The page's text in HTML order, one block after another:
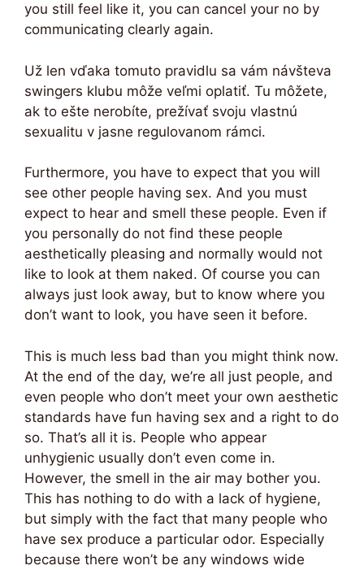
you still feel like it, you can cancel your no by
communicating clearly again.
Už len vďaka tomuto pravidlu sa vám návšteva
swingers klubu môže veľmi oplatiť. Tu môžete,
ak to ešte nerobíte, prežívať svoju vlastnú
sexualitu v jasne regulovanom rámci.
Furthermore, you have to expect that you will
see other people having sex. And you must
expect to hear and smell these people. Even if
you personally do not find these people
aesthetically pleasing and normally would not
like to look at them naked. Of course you can
always just look away, but to know where you
don’t want to look, you have seen it before.
This is much less bad than you might think now.
At the end of the day, we’re all just people, and
even people who don’t meet your own aesthetic
standards have fun having sex and a right to do
so. That’s all it is. People who appear
unhygienic usually don’t even come in.
However, the smell in the air may bother you.
This has nothing to do with a lack of hygiene,
but simply with the fact that many people who
have sex produce a particular odor. Especially
because there won’t be any windows wide